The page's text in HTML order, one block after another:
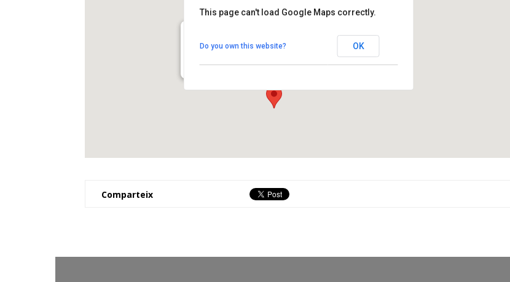
Camp de Futbol Hostalets de Pierola
carrer del Progrés s/n - Els Hostalets de Pierola
View Events
This page can't load Google Maps correctly.
Do you own this website? OK
Comparteix